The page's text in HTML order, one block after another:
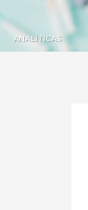
ANALÍTICAS